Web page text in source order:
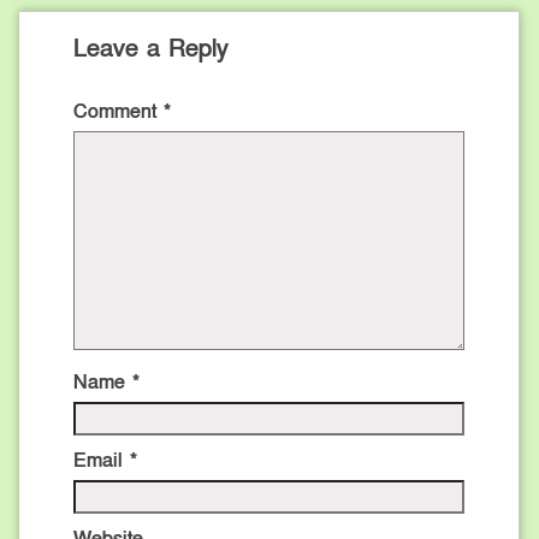
Leave a Reply
Comment *
Name *
Email *